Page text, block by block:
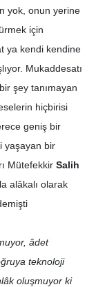
yok, onun yerine
için
ya kendi kendine
Mukaddesatı
şey tanımayan
hiçbirisi
geniş bir
yaşayan bir
Mütefekkir Salih
alâkalı olarak
âdet
teknoloji
oluşmuyor ki